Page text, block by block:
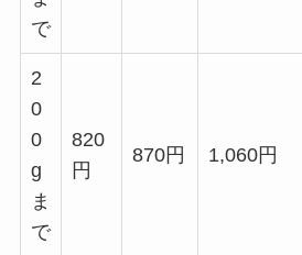
で
2
0
0
g
ま
で
820
円
870円 1,060円